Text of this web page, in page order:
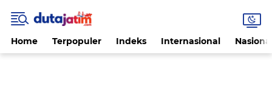
Home Terpopuler Indeks Internasional